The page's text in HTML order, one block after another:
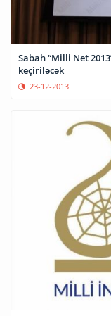
Sabah “Milli Net
keçiriləcək
23-12-2013